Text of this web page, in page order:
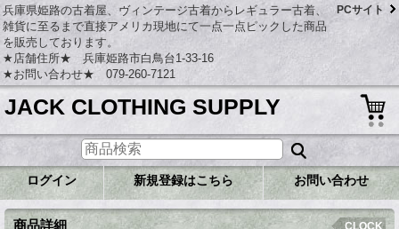
兵庫県姫路の古着屋、ヴィンテージ古着からレギュラー古着、
雑貨に至るまで直接アメリカ現地にて一点一点ピックした商品
を販売しております。
★店舗住所★ 兵庫姫路市白鳥台1-33-16
★お問い合わせ★ 079-260-7121
PCサイト
JACK CLOTHING SUPPLY
ログイン 新規登録はこちら お問い合わせ
商品詳細 CLOCK